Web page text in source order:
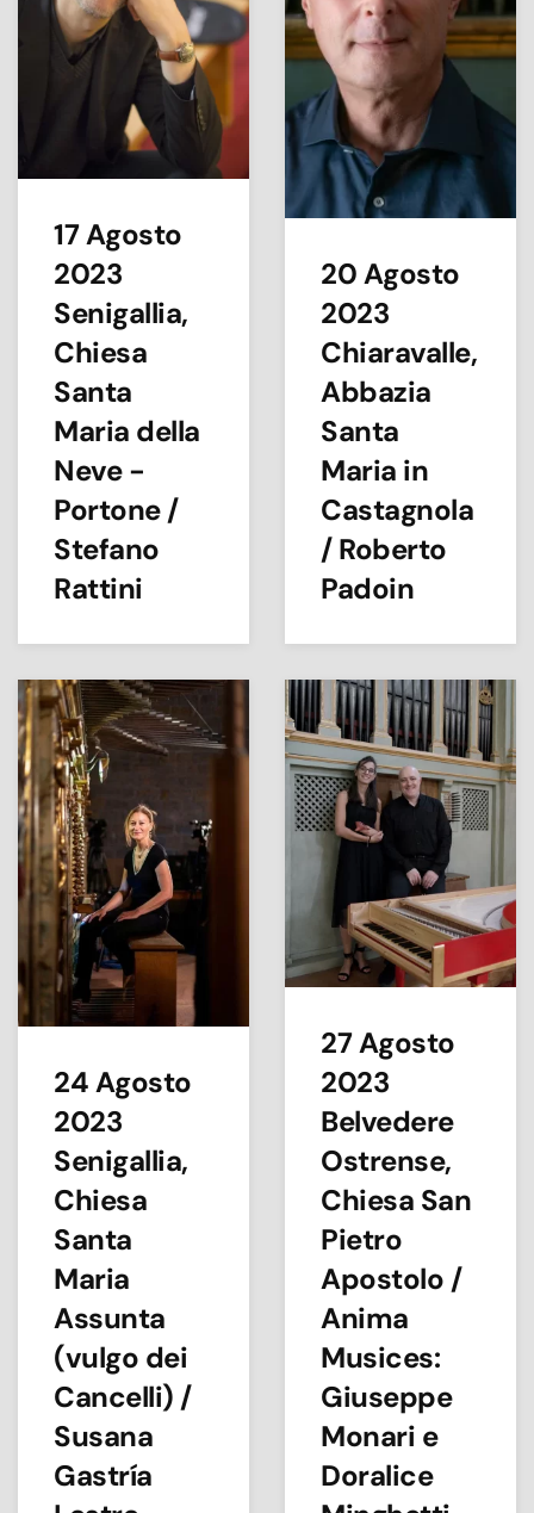
17 Agosto
2023
Senigallia,
Chiesa
Santa
Maria della
Neve -
Portone /
Stefano
Rattini
20 Agosto
2023
Chiaravalle,
Abbazia
Santa
Maria in
Castagnola
/ Roberto
Padoin
24 Agosto
2023
Senigallia,
Chiesa
Santa
Maria
Assunta
(vulgo dei
Cancelli) /
Susana
Gastría
27 Agosto
2023
Belvedere
Ostrense,
Chiesa San
Pietro
Apostolo /
Anima
Musices:
Giuseppe
Monari e
Doralice